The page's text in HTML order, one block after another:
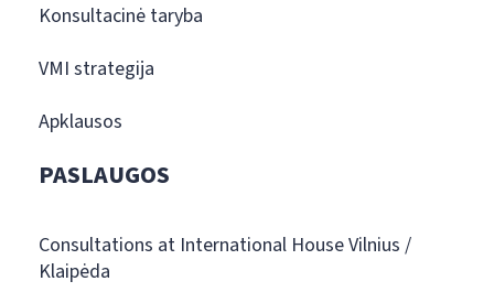
Konsultacinė taryba
VMI strategija
Apklausos
PASLAUGOS
Consultations at International House Vilnius /
Klaipėda